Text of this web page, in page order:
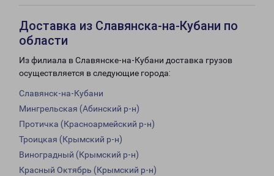
Доставка из Славянска-на-Кубани по
области
Из филиала в Славянске-на-Кубани доставка грузов
осуществляется в следующие города:
Славянск-на-Кубани
Мингрельская (Абинский р-н)
Протичка (Красноармейский р-н)
Троицкая (Крымский р-н)
Виноградный (Крымский р-н)
Красный Октябрь (Крымский р-н)